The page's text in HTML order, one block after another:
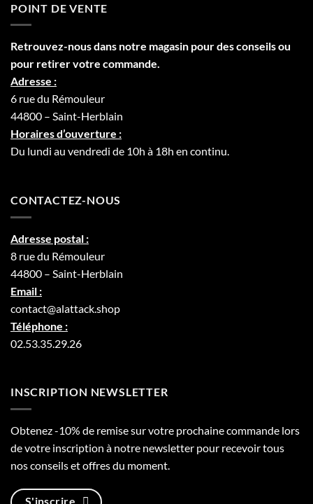
POINT DE VENTE
Retrouvez-nous dans notre magasin pour des conseils ou
pour retirer votre commande.
Adresse :
6 rue du Rémouleur
44800 – Saint-Herblain
Horaires d’ouverture :
Du lundi au vendredi de 10h à 18h en continu.
CONTACTEZ-NOUS
Adresse postal :
8 rue du Rémouleur
44800 – Saint-Herblain
Email :
contact@alattack.shop
Téléphone :
02.53.35.29.26
INSCRIPTION NEWSLETTER
Obtenez -10% de remise sur votre prochaine commande lors
de votre inscription à notre newsletter pour recevoir tous
nos conseils et offres du moment.
S'inscrire